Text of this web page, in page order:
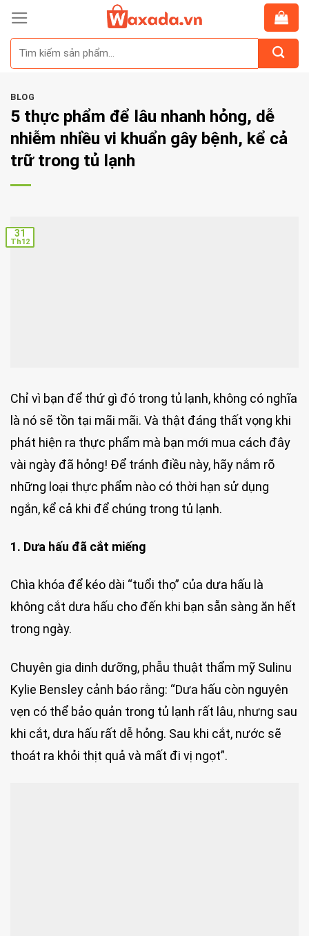
Skip
content
BLOG
5 thực phẩm để lâu nhanh hỏng, dễ
nhiễm nhiều vi khuẩn gây bệnh, kể cả
trữ trong tủ lạnh
31
Th12
Chỉ vì bạn để thứ gì đó trong tủ lạnh, không có nghĩa
là nó sẽ tồn tại mãi mãi. Và thật đáng thất vọng khi
phát hiện ra thực phẩm mà bạn mới mua cách đây
vài ngày đã hỏng! Để tránh điều này, hãy nắm rõ
những loại thực phẩm nào có thời hạn sử dụng
ngắn, kể cả khi để chúng trong tủ lạnh.
1. Dưa hấu đã cắt miếng
Chìa khóa để kéo dài “tuổi thọ” của dưa hấu là
không cắt dưa hấu cho đến khi bạn sẵn sàng ăn hết
trong ngày.
Chuyên gia dinh dưỡng, phẫu thuật thẩm mỹ Sulinu
Kylie Bensley cảnh báo rằng: “Dưa hấu còn nguyên
vẹn có thể bảo quản trong tủ lạnh rất lâu, nhưng sau
khi cắt, dưa hấu rất dễ hỏng. Sau khi cắt, nước sẽ
thoát ra khỏi thịt quả và mất đi vị ngọt”.